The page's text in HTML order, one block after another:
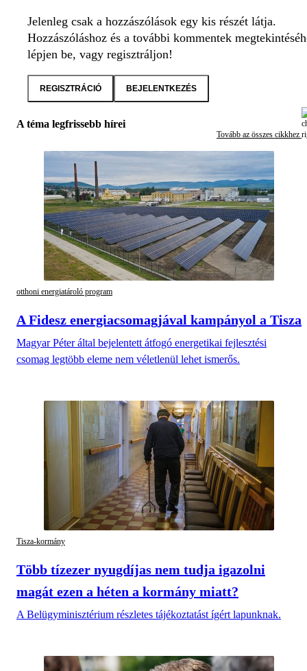
Jelenleg csak a hozzászólások egy kis részét látja.
Hozzászóláshoz és a további kommentek
lépjen be, vagy regisztráljon!
REGISZTRÁCIÓ BEJELENTKEZÉS
A téma legfrissebb hírei
Tovább az összes cikkhez
otthoni energiatároló program
A Fidesz energiacsomagjával kampányol a Tisza
Magyar Péter által bejelentett átfogó energetikai fejlesztési
csomag legtöbb eleme nem véletlenül lehet ismerős.
Tisza-kormány
Több tízezer nyugdíjas nem tudja igazolni
magát ezen a héten a kormány miatt?
A Belügyminisztérium részletes tájékoztatást ígért lapunknak.